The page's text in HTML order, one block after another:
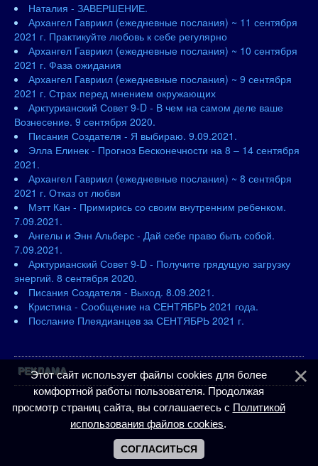
Наталия - ЗАВЕРШЕНИЕ.
Архангел Гавриил (ежедневные послания) ~ 11 сентября
2021 г. Практикуйте любовь к себе регулярно
Архангел Гавриил (ежедневные послания) ~ 10 сентября
2021 г. Фаза ожидания
Архангел Гавриил (ежедневные послания) ~ 9 сентября
2021 г. Страх перед мнением окружающих
Арктурианский Совет 9-D - В чем на самом деле ваше
Вознесение. 9 сентября 2020.
Писания Создателя - Я выбираю. 9.09.2021.
Элла Елинек - Прогноз Бесконечности на 8 – 14 сентября
2021.
Архангел Гавриил (ежедневные послания) ~ 8 сентября
2021 г. Отказ от любви
Мэтт Кан - Примирись со своим внутренним ребенком.
7.09.2021.
Ангелы и Энн Альберс - Дай себе право быть собой.
7.09.2021.
Арктурианский Совет 9-D - Получите грядущую загрузку
энергий. 8 сентября 2020.
Писания Создателя - Выход. 8.09.2021.
Кристина - Сообщение на СЕНТЯБРЬ 2021 года.
Послание Плеядианцев за СЕНТЯБРЬ 2021 г.
РЕКЛАМА
Этот сайт использует файлы cookies для более
комфортной работы пользователя. Продолжая
просмотр страниц сайта, вы соглашаетесь с Политикой
использования файлов cookies.
СОГЛАСИТЬСЯ